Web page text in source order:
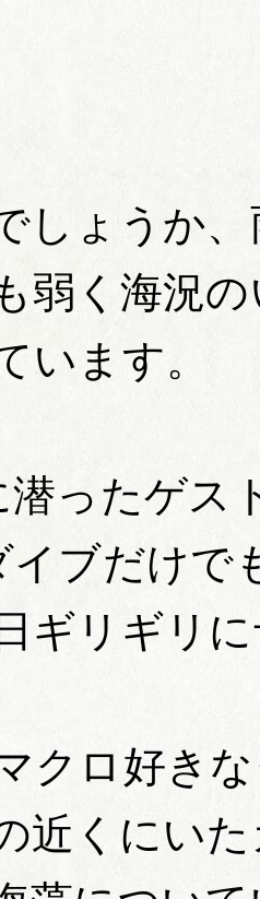
しょうか
弱く海況
います。
ったゲス
ブだけで
ギリギリ
クロ好き
近くにい